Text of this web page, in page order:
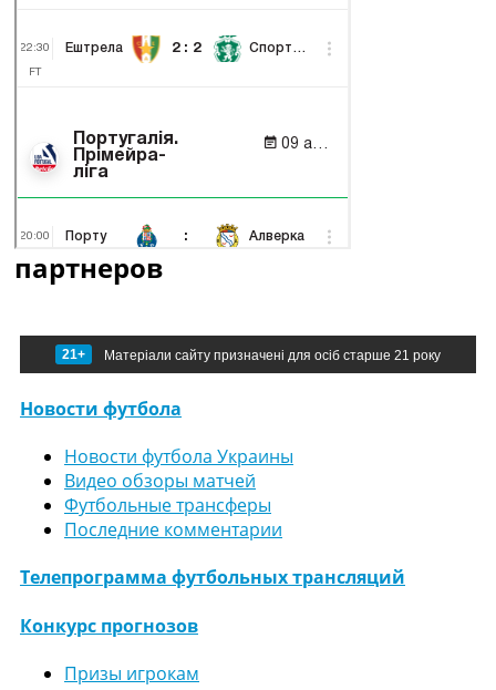
партнеров
21+ Матеріали сайту призначені для осіб старше 21 року
Новости футбола
Новости футбола Украины
Видео обзоры матчей
Футбольные трансферы
Последние комментарии
Телепрограмма футбольных трансляций
Конкурс прогнозов
Призы игрокам